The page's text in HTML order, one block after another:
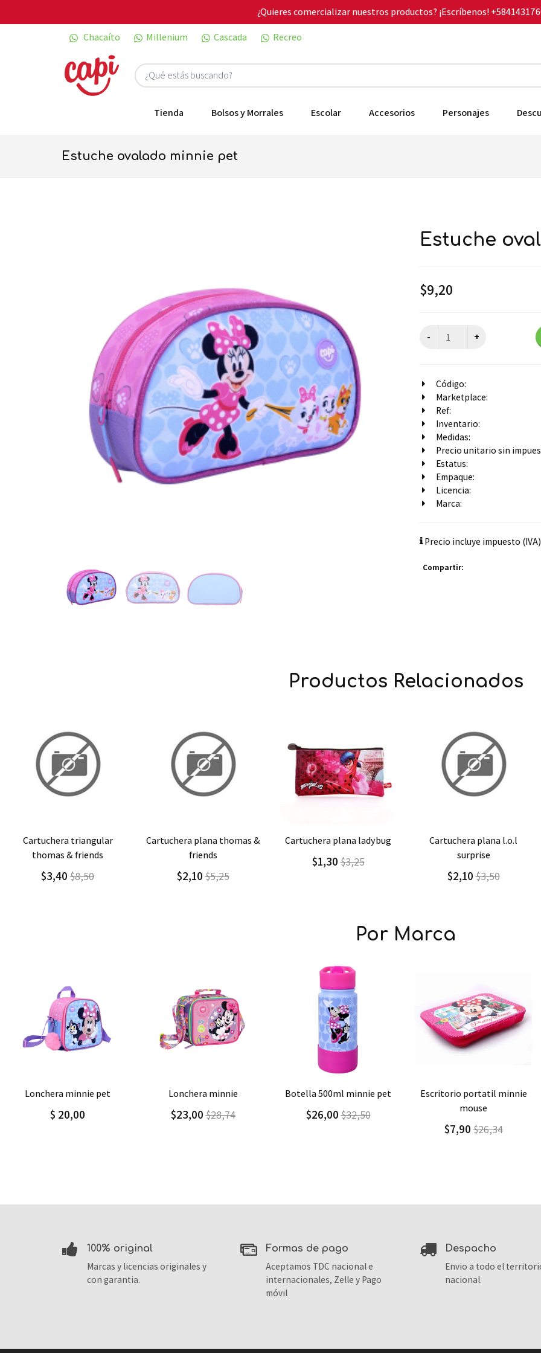
¿Quieres comercializar nuestros productos? ¡Escríbenos!
Chacaíto
Millenium Cascada Recreo
Tienda Bolsos y Morrales Escolar Accesorios Personajes
estuche ovalado minnie pet
estuche
$9,20
Código:
Marketplace:
Ref:
Inventario:
Medidas:
Precio unitario sin
Estatus:
Empaque:
Licencia:
Marca:
Precio incluye impuesto
Compartir:
Productos Relacionados
Agregar Detalle
friends
$2,10 $5,25
Agregar Detalle
cartuchera plana ladybug
$1,30$3,25
Agregar Detalle
cartuchera plana l.o.l
surprise
Agregar Detalle
simpsons
$3,00 $4,29
Por Marca
Agregar Detalle
lonchera minnie
$23,00$28,74
Agregar Detalle
botella 500ml minnie pet
$26,00$32,50
Agregar Detalle
escritorio portatil minnie
mouse
Agregar Detalle
minnie mouse
$4,20$6,00
100% original
Marcas y licencias originales y
con garantia.
formas de pago
Aceptamos TDC nacional e
internacionales, Zelle y Pago
móvil
despacho
Envio a todo el
nacional.